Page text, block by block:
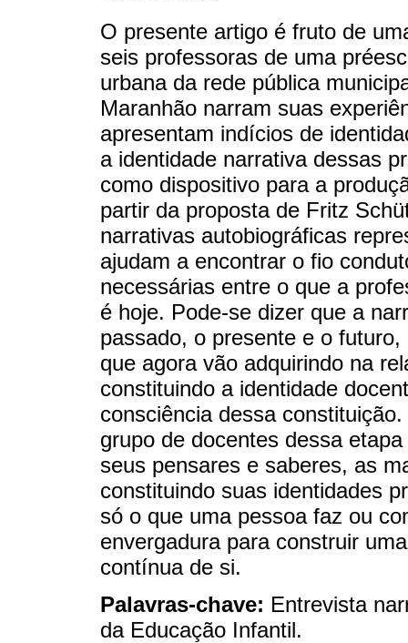
O presente artigo é fruto de
seis professoras de uma
urbana da rede pública
Maranhão narram suas
apresentam indícios de
a identidade narrativa dessas
como dispositivo para a
partir da proposta de Fritz
narrativas autobiográficas
ajudam a encontrar o fio
necessárias entre o que a
é hoje. Pode-se dizer que a
passado, o presente e o
que agora vão adquirindo na
constituindo a identidade
consciência dessa
grupo de docentes dessa
seus pensares e saberes, as
constituindo suas identidades
só o que uma pessoa faz ou
envergadura para construir
contínua de si.
Palavras-chave: Entrevista
da Educação Infantil.